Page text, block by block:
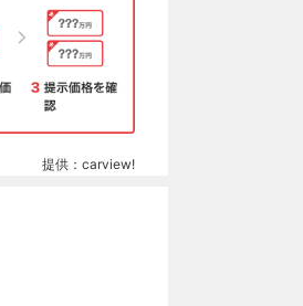
提供：carview!